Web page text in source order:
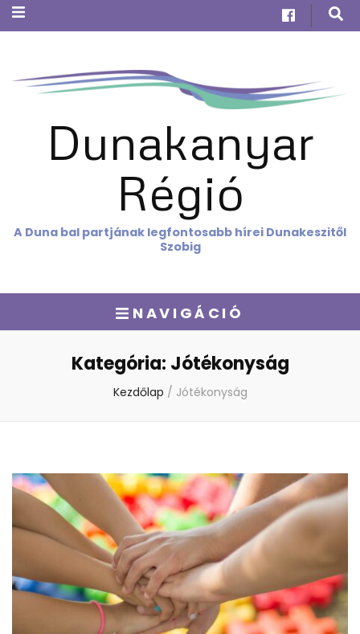
Dunakanyar
Régió
A Duna bal partjának legfontosabb hírei Dunakeszitől
Szobig
NAVIGÁCIÓ
Kategória: Jótékonyság
Kezdőlap / Jótékonyság